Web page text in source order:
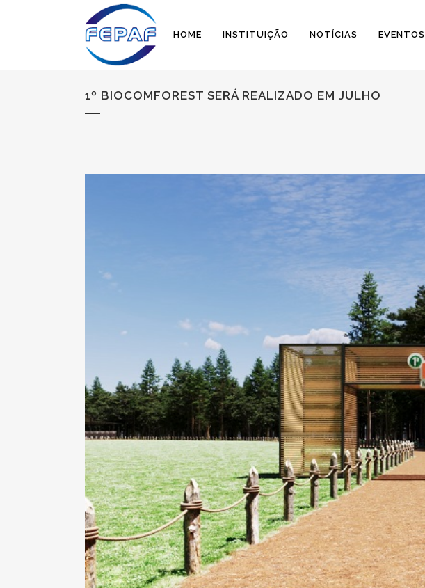
HOME INSTITUIÇÃO NOTÍCIAS EVENTOS
1º BIOCOMFOREST SERÁ REALIZADO EM JULHO